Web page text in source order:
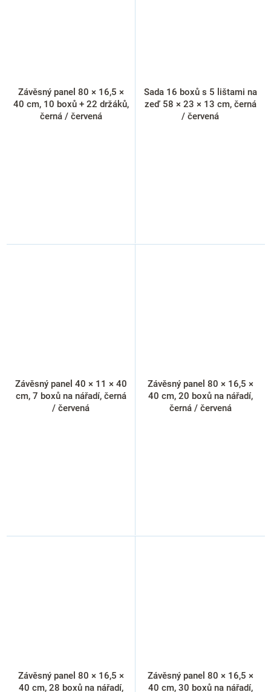
Závěsný panel 80 × 16,5 ×
40 cm, 10 boxů + 22 držáků,
černá / červená
Sada 16 boxů s 5 lištami na
zeď 58 × 23 × 13 cm, černá
/ červená
Závěsný panel 40 × 11 × 40
cm, 7 boxů na nářadí, černá
/ červená
Závěsný panel 80 × 16,5 ×
40 cm, 20 boxů na nářadí,
černá / červená
Závěsný panel 80 × 16,5 ×
40 cm, 28 boxů na nářadí,
Závěsný panel 80 × 16,5 ×
40 cm, 30 boxů na nářadí,